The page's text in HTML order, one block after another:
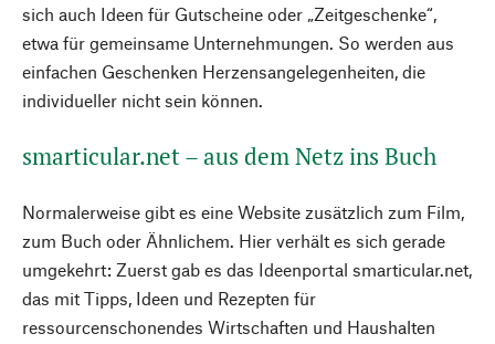
sich auch Ideen für Gutscheine oder „Zeitgeschenke“,
etwa für gemeinsame Unternehmungen. So werden aus
einfachen Geschenken Herzensangelegenheiten, die
individueller nicht sein können.
smarticular.net – aus dem Netz ins Buch
Normalerweise gibt es eine Website zusätzlich zum Film,
zum Buch oder Ähnlichem. Hier verhält es sich gerade
umgekehrt: Zuerst gab es das Ideenportal smarticular.net,
das mit Tipps, Ideen und Rezepten für
ressourcenschonendes Wirtschaften und Haushalten